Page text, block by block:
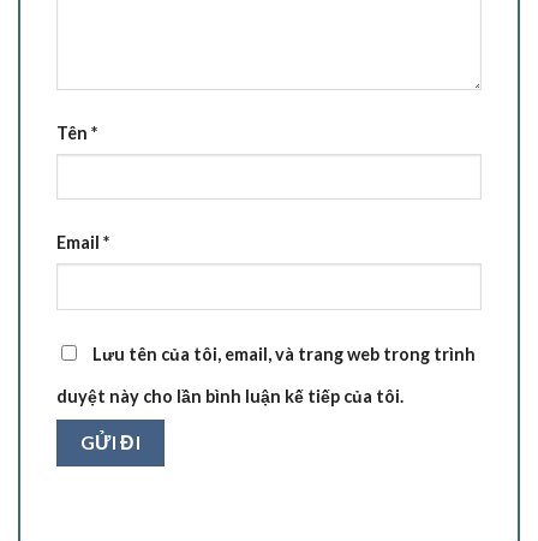
Tên *
Email *
Lưu tên của tôi, email, và trang web trong trình
duyệt này cho lần bình luận kế tiếp của tôi.